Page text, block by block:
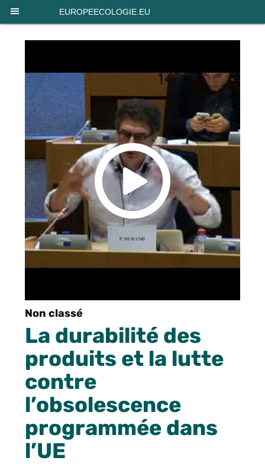
EUROPEECOLOGIE.EU
Non classé
La durabilité des
produits et la lutte
contre
l’obsolescence
programmée dans
l’UE